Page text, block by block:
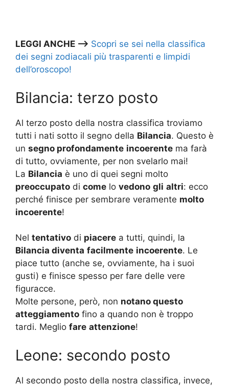
LEGGI ANCHE –> Scopri se sei nella classifica
dei segni zodiacali più trasparenti e limpidi
dell’oroscopo!
Bilancia: terzo posto
Al terzo posto della nostra classifica troviamo
tutti i nati sotto il segno della Bilancia. Questo è
un segno profondamente incoerente ma farà
di tutto, ovviamente, per non svelarlo mai!
La Bilancia è uno di quei segni molto
preoccupato di come lo vedono gli altri: ecco
perché finisce per sembrare veramente molto
incoerente!
Nel tentativo di piacere a tutti, quindi, la
Bilancia diventa facilmente incoerente. Le
piace tutto (anche se, ovviamente, ha i suoi
gusti) e finisce spesso per fare delle vere
figuracce.
Molte persone, però, non notano questo
atteggiamento fino a quando non è troppo
tardi. Meglio fare attenzione!
Leone: secondo posto
Al secondo posto della nostra classifica, invece,